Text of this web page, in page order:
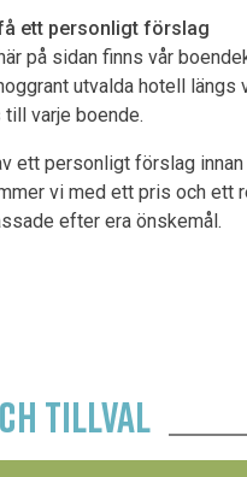
ett personligt förslag
på sidan finns vår
utvalda hotell
varje boende.
ett personligt förslag
vi med ett pris och ett
efter era önskemål.
TILLVAL